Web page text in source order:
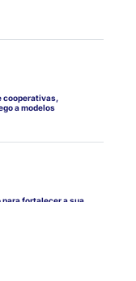
cooperativas,
a modelos
fortalecer a sua